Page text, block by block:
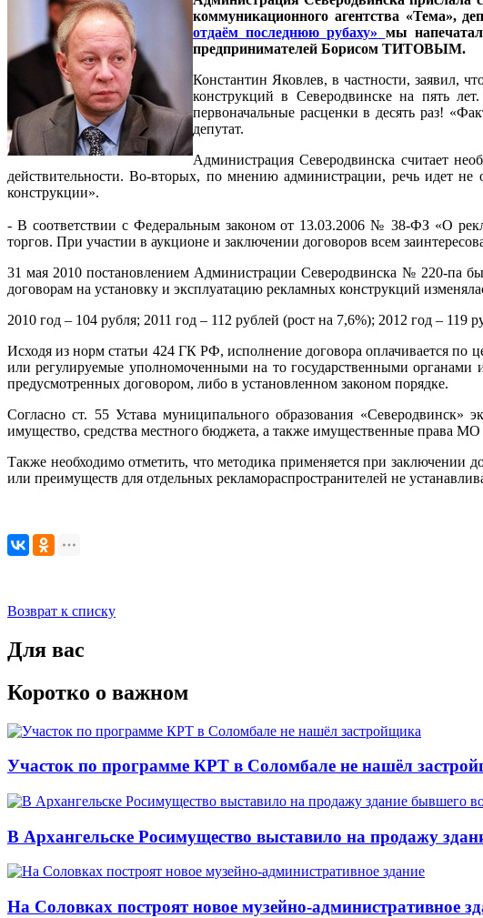
коммуникационного агентства «Тема»,
отдаём последнюю рубаху» мы
предпринимателей Борисом ТИТОВЫМ.
Константин Яковлев, в частности, заявил,
конструкций в Северодвинске на пять
первоначальные расценки в десять раз!
депутат.
Администрация Северодвинска считает
действительности. Во-вторых, по мнению администрации, речь идет не
конструкции».
- В соответствии с Федеральным законом от 13.03.2006 № 38-ФЗ «О
торгов. При участии в аукционе и заключении договоров всем
31 мая 2010 постановлением Администрации Северодвинска № 220-па
договорам на установку и эксплуатацию рекламных конструкций
2010 год – 104 рубля; 2011 год – 112 рублей (рост на 7,6%); 2012 год –
Исходя из норм статьи 424 ГК РФ, исполнение договора оплачивается по
или регулируемые уполномоченными на то государственными органами
предусмотренных договором, либо в установленном законом порядке.
Согласно ст. 55 Устава муниципального образования «Северодвинск»
имущество, средства местного бюджета, а также имущественные права
Также необходимо отметить, что методика применяется при заключении
или преимуществ для отдельных рекламораспространителей не
Возврат к списку
Для вас
Коротко о важном
Участок по программе КРТ в Соломбале не нашёл
В Архангельске Росимущество выставило на продажу
На Соловках построят новое музейно-административное